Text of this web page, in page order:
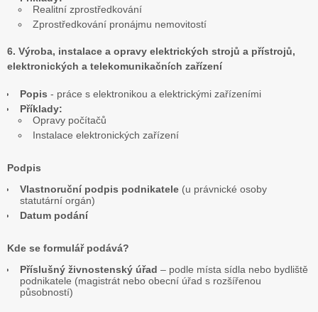
Realitní zprostředkování
Zprostředkování pronájmu nemovitostí
6. Výroba, instalace a opravy elektrických strojů a přístrojů,
elektronických a telekomunikačních zařízení
Popis - práce s elektronikou a elektrickými zařízeními
Příklady:
Opravy počítačů
Instalace elektronických zařízení
Podpis
Vlastnoruční podpis podnikatele (u právnické osoby
statutární orgán)
Datum podání
Kde se formulář podává?
Příslušný živnostenský úřad – podle místa sídla nebo bydliště
podnikatele (magistrát nebo obecní úřad s rozšířenou
působností)